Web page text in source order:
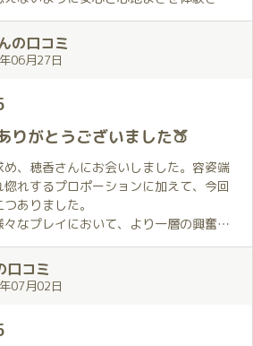
のかちゃんはもっとすごい！
結局のところ明確な答えは出ませんで
手のことを想い、行動してくれる。そし
から、何度でも会いたくなるんでしょ
決めるまで何度も応じてくれたし、う
くれました、もう感謝しかないです😭
で活躍中✨
えるんです💕
、やっぱりライブが一番だと思います❗️
がとても嬉しいです😆。
るプレイについては書けないことが多い
ただきます😅。
していますが、穂香さんには自分の好
つも瞬殺されてしまいます😣。
何度経験してもとても心地よく、毎回
。
さんとの会話が楽しく、近況報告から
は優しく聞いてくれて、穂香さんから
て…🙂。
間に過ぎ、部屋を出る際の最後のハグ🤗
の楽しい余韻と、またこれで終わりかと
次回また穂香さんに会いたいという気
。
したが穂香さんが紹介している動画や
に圧倒・緊張しすぎることなく、また
おかげ様で無事にフィニッシュすること
うな２時間があっという間にすぎてしま
と幸福を感じられる時間でした。
に予約をお願いしました。来月がすご
の口コミ
06月27日
りがとうございました🍑
、穂香さんにお会いしました。容姿端
れするプロポーションに加えて、今回
ありました。
なプレイにおいて、より一層の興奮を
武器」となります。
、疲労回復に効果的なツボを教えてい
ゆくまでリラックスし穏やかな時間を過
非常に心地よい感覚をいただきました。
心地よさに包まれるため、是非、多く
口コミ
07月02日